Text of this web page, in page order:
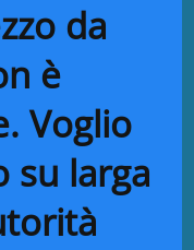
da
è
Voglio
su larga